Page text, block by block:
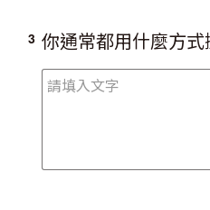
3 你通常都用什麼方式